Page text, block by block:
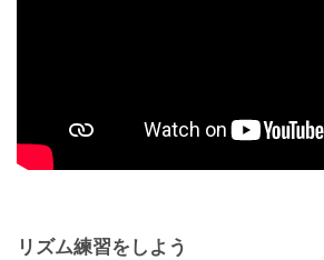
リズム練習をしよう